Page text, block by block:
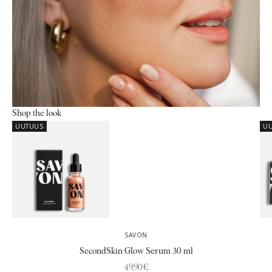
Shop the look
UUTUUS
SAVON
SecondSkin Glow Serum 30 ml
Alennushinta
49,90€